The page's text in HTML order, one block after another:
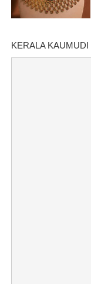
KERALA KAUMUDI